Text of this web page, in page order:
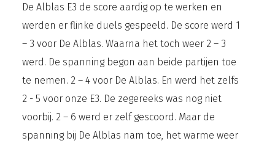
De Alblas E3 de score aardig op te werken en
werden er flinke duels gespeeld. De score werd 1
– 3 voor De Alblas. Waarna het toch weer 2 – 3
werd. De spanning begon aan beide partijen toe
te nemen. 2 – 4 voor De Alblas. En werd het zelfs
2 - 5 voor onze E3. De zegereeks was nog niet
voorbij. 2 – 6 werd er zelf gescoord. Maar de
spanning bij De Alblas nam toe, het warme weer